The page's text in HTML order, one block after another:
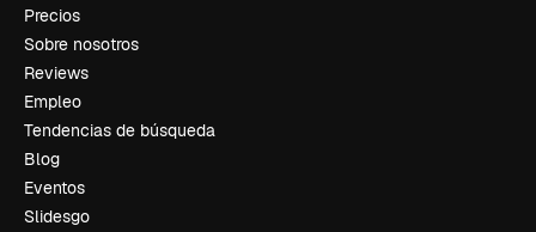
Precios
Sobre nosotros
Reviews
Empleo
Tendencias de búsqueda
Blog
Eventos
Slidesgo